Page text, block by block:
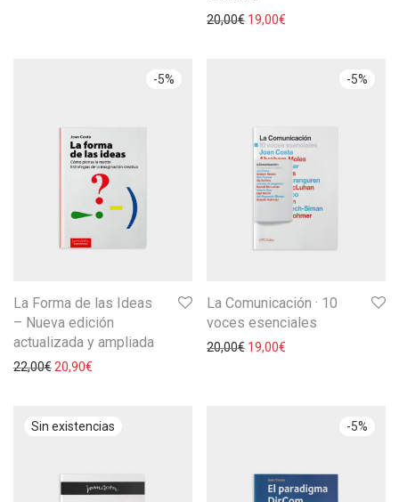
20,00€ 19,00€
-5%
La Forma de las Ideas
– Nueva edición
actualizada y ampliada
22,00€ 20,90€
-5%
La Comunicación · 10
voces esenciales
20,00€ 19,00€
-5%